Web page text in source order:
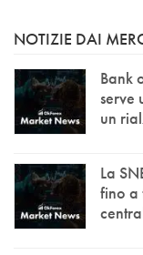
NOTIZIE DAI
Bank
serve
un
La
fino a